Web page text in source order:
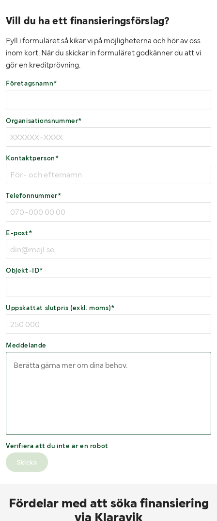
Vill du ha ett finansieringsförslag?
Fyll i formuläret så kikar vi på möjligheterna och hör av oss
inom kort. När du skickar in formuläret godkänner du att vi
gör en kreditprövning.
Företagsnamn*
Organisationsnummer*
Kontaktperson*
Telefonnummer*
E-post*
Objekt-ID*
Uppskattat slutpris (exkl. moms)*
Meddelande
Verifiera att du inte är en robot
Skicka
Fördelar med att söka finansiering
via Klaravik